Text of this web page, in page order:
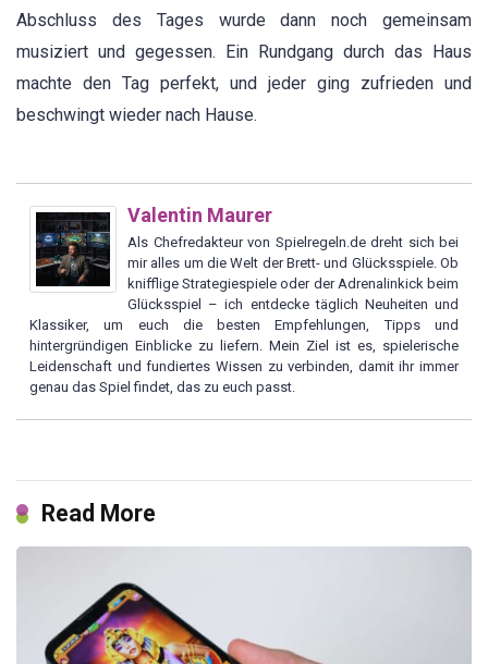
Abschluss des Tages wurde dann noch gemeinsam
musiziert und gegessen. Ein Rundgang durch das Haus
machte den Tag perfekt, und jeder ging zufrieden und
beschwingt wieder nach Hause.
Valentin Maurer
Als Chefredakteur von Spielregeln.de dreht sich bei
mir alles um die Welt der Brett- und Glücksspiele. Ob
knifflige Strategiespiele oder der Adrenalinkick beim
Glücksspiel – ich entdecke täglich Neuheiten und
Klassiker, um euch die besten Empfehlungen, Tipps und
hintergründigen Einblicke zu liefern. Mein Ziel ist es, spielerische
Leidenschaft und fundiertes Wissen zu verbinden, damit ihr immer
genau das Spiel findet, das zu euch passt.
Read More